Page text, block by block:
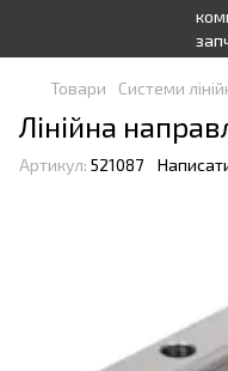
Товари Системи
Лінійна
Артикул: 521087